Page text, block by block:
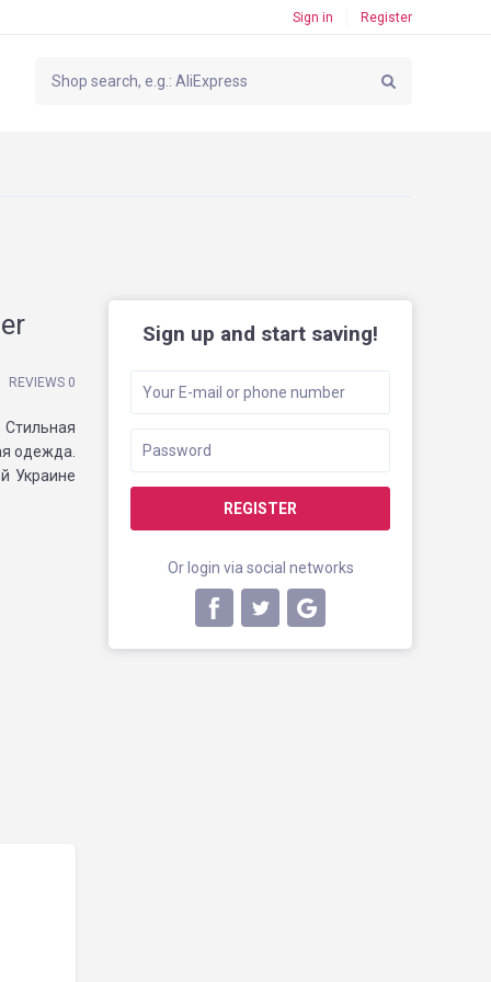
Sign in Register
Sign up and start saving!
REGISTER
Or login via social networks
REVIEWS 0
одежда.
Украине